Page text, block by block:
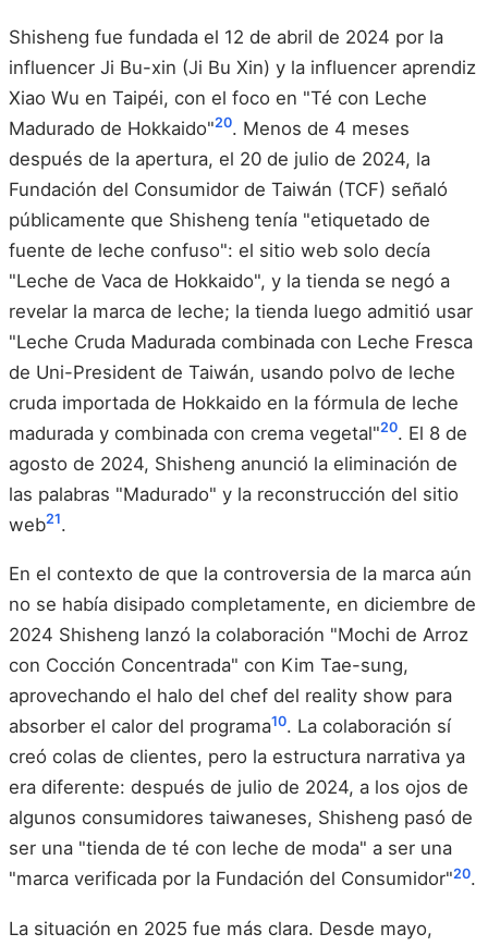
Shisheng fue fundada el 12 de abril de 2024 por la
influencer Ji Bu-xin (Ji Bu Xin) y la influencer aprendiz
Xiao Wu en Taipéi, con el foco en "Té con Leche
Madurado de Hokkaido"20. Menos de 4 meses
después de la apertura, el 20 de julio de 2024, la
Fundación del Consumidor de Taiwán (TCF) señaló
públicamente que Shisheng tenía "etiquetado de
fuente de leche confuso": el sitio web solo decía
"Leche de Vaca de Hokkaido", y la tienda se negó a
revelar la marca de leche; la tienda luego admitió usar
"Leche Cruda Madurada combinada con Leche Fresca
de Uni-President de Taiwán, usando polvo de leche
cruda importada de Hokkaido en la fórmula de leche
madurada y combinada con crema vegetal"20. El 8 de
agosto de 2024, Shisheng anunció la eliminación de
las palabras "Madurado" y la reconstrucción del sitio
web21.
En el contexto de que la controversia de la marca aún
no se había disipado completamente, en diciembre de
2024 Shisheng lanzó la colaboración "Mochi de Arroz
con Cocción Concentrada" con Kim Tae-sung,
aprovechando el halo del chef del reality show para
absorber el calor del programa10. La colaboración sí
creó colas de clientes, pero la estructura narrativa ya
era diferente: después de julio de 2024, a los ojos de
algunos consumidores taiwaneses, Shisheng pasó de
ser una "tienda de té con leche de moda" a ser una
"marca verificada por la Fundación del Consumidor"20.
La situación en 2025 fue más clara. Desde mayo,